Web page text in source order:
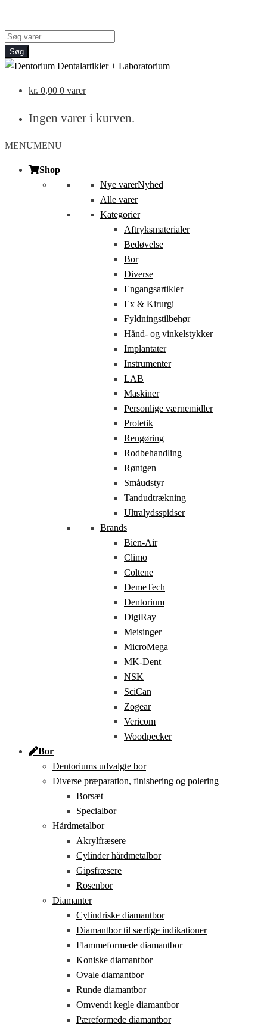
Products
search
Søg
kr. 0,00 0 varer
Ingen varer i kurven.
MENUMENU
Shop
Nye varerNyhed
Alle varer
Kategorier
Aftryksmaterialer
Bedøvelse
Bor
Diverse
Engangsartikler
Ex & Kirurgi
Fyldningstilbehør
Hånd- og vinkelstykker
Implantater
Instrumenter
LAB
Maskiner
Personlige værnemidler
Protetik
Rengøring
Rodbehandling
Røntgen
Småudstyr
Tandudtrækning
Ultralydsspidser
Brands
Bien-Air
Climo
Coltene
DemeTech
Dentorium
DigiRay
Meisinger
MicroMega
MK-Dent
NSK
SciCan
Zogear
Vericom
Woodpecker
Bor
Dentoriums udvalgte bor
Diverse præparation, finishering og polering
Borsæt
Specialbor
Hårdmetalbor
Akrylfræsere
Cylinder hårdmetalbor
Gipsfræsere
Rosenbor
Diamanter
Cylindriske diamantbor
Diamantbor til særlige indikationer
Flammeformede diamantbor
Koniske diamantbor
Ovale diamantbor
Runde diamantbor
Omvendt kegle diamantbor
Pæreformede diamantbor